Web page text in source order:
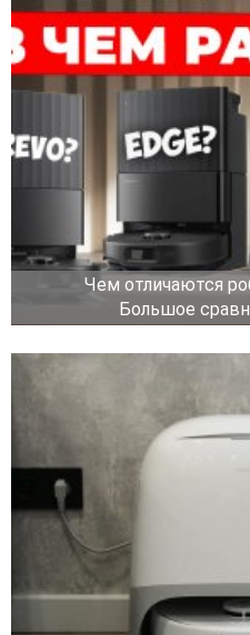
Чем отличаются
Большое